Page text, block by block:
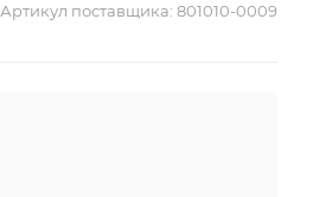
Артикул поставщика: 801010-0009